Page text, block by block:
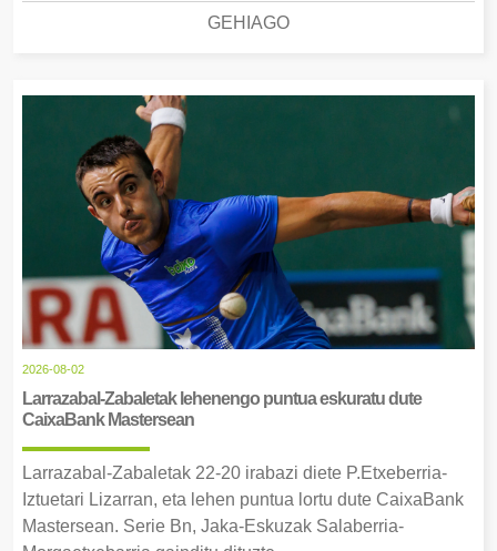
GEHIAGO
2026-08-02
Larrazabal-Zabaletak lehenengo puntua eskuratu dute
CaixaBank Mastersean
Larrazabal-Zabaletak 22-20 irabazi diete P.Etxeberria-
Iztuetari Lizarran, eta lehen puntua lortu dute CaixaBank
Mastersean. Serie Bn, Jaka-Eskuzak Salaberria-